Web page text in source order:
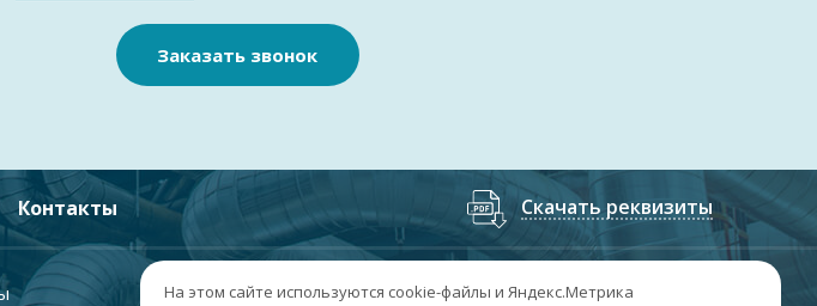
Заказать звонок
Контакты Скачать реквизиты
+7 (3852) 50-60-74;+7 (3852) 50-60-73
На этом сайте используются cookie-файлы и Яндекс.Метрика